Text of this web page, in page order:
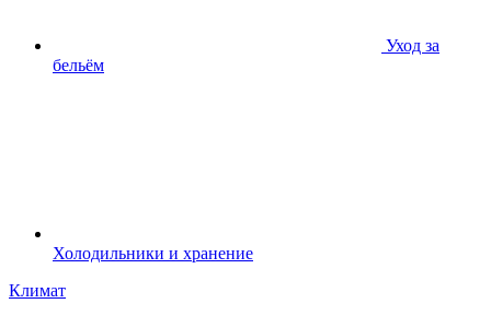
Уход за
бельём
Холодильники и хранение
Климат